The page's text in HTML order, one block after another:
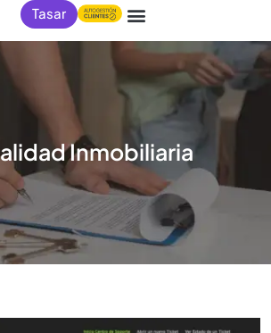
Tasar
Inmobiliaria